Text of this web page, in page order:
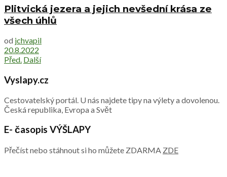
Plitvická jezera a jejich nevšední krása ze
všech úhlů
od jchvapil
20.8.2022
Před. Další
Vyslapy.cz
Cestovatelský portál. U nás najdete tipy na výlety a dovolenou.
Česká republika, Evropa a Svět
E- časopis VÝŠLAPY
Přečíst nebo stáhnout si ho můžete ZDARMA ZDE